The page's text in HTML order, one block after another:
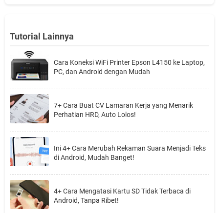
Tutorial Lainnya
Cara Koneksi WiFi Printer Epson L4150 ke Laptop,
PC, dan Android dengan Mudah
7+ Cara Buat CV Lamaran Kerja yang Menarik
Perhatian HRD, Auto Lolos!
Ini 4+ Cara Merubah Rekaman Suara Menjadi Teks
di Android, Mudah Banget!
4+ Cara Mengatasi Kartu SD Tidak Terbaca di
Android, Tanpa Ribet!